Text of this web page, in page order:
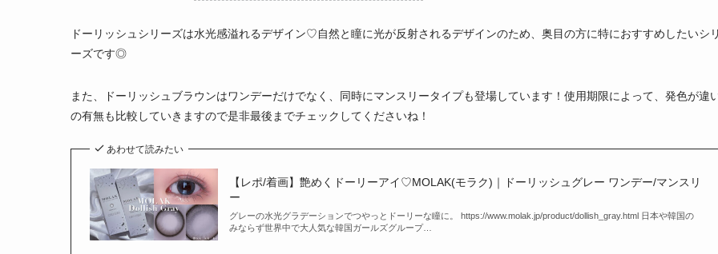
ドーリッシュシリーズは水光感溢れるデザイン♡自然と瞳に光が反射されるデザインのため、奥目の方に特におすすめしたいシ
ーズです◎
また、ドーリッシュブラウンはワンデーだけでなく、同時にマンスリータイプも登場しています！使用期限によって、発色が違
の有無も比較していきますので是非最後までチェックしてくださいね！
あわせて読みたい
【レポ/着画】艶めくドーリーアイ♡MOLAK(モラク)｜ドーリッシュグレー ワンデー/マンスリ
ー
グレーの水光グラデーションでつやっとドーリーな瞳に。 https://www.molak.jp/product/dollish_gray.html 日本や韓国の
みならず世界中で大人気な韓国ガールズグループ…